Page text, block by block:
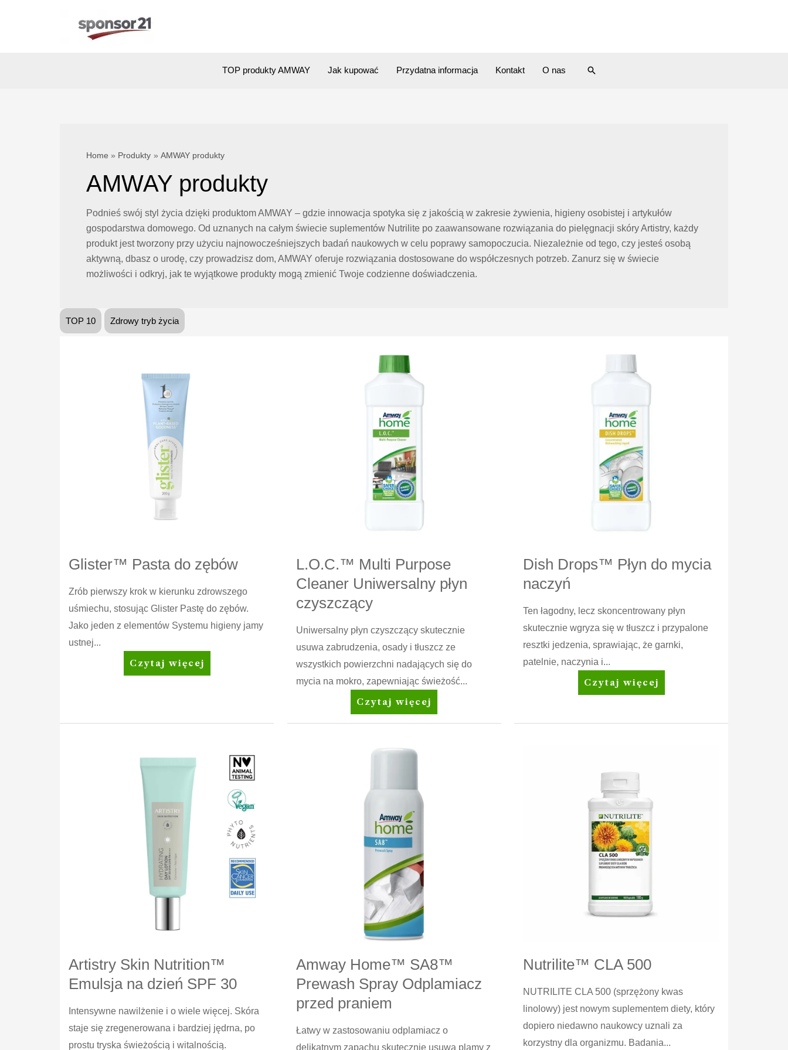
TOP produkty AMWAY Jak kupować Przydatna informacja Kontakt O nas Search
Home Produkty AMWAY produkty
AMWAY produkty
Podnieś swój styl życia dzięki produktom AMWAY – gdzie innowacja spotyka się z jakością w zakresie żywienia, higieny osobistej i artykułów
gospodarstwa domowego. Od uznanych na całym świecie suplementów Nutrilite po zaawansowane rozwiązania do pielęgnacji skóry Artistry, każdy
produkt jest tworzony przy użyciu najnowocześniejszych badań naukowych w celu poprawy samopoczucia. Niezależnie od tego, czy jesteś osobą
aktywną, dbasz o urodę, czy prowadzisz dom, AMWAY oferuje rozwiązania dostosowane do współczesnych potrzeb. Zanurz się w świecie
możliwości i odkryj, jak te wyjątkowe produkty mogą zmienić Twoje codzienne doświadczenia.
TOP 10 Zdrowy tryb życia
Glister™ Pasta do zębów
Zrób pierwszy krok w kierunku zdrowszego
uśmiechu, stosując Glister Pastę do zębów.
Jako jeden z elementów Systemu higieny jamy
ustnej...
Glister™
Pasta
Czytaj więcej
L.O.C.™ Multi Purpose
Cleaner Uniwersalny płyn
czyszczący
Uniwersalny płyn czyszczący skutecznie
usuwa zabrudzenia, osady i tłuszcz ze
wszystkich powierzchni nadających się do
mycia na mokro, zapewniając świeżość...
L.O.C.™
Multi
czyszczący
Czytaj więcej
Dish Drops™ Płyn do mycia
naczyń
Ten łagodny, lecz skoncentrowany płyn
skutecznie wgryza się w tłuszcz i przypalone
resztki jedzenia, sprawiając, że garnki,
patelnie, naczynia i...
Dish
Drops™
Czytaj więcej
Artistry Skin Nutrition™
Emulsja na dzień SPF 30
Intensywne nawilżenie i o wiele więcej. Skóra
staje się zregenerowana i bardziej jędrna, po
prostu tryska świeżością i witalnością.
Amway Home™ SA8™
Prewash Spray Odplamiacz
przed praniem
Łatwy w zastosowaniu odplamiacz o
delikatnym zapachu skutecznie usuwa plamy z
Nutrilite™ CLA 500
NUTRILITE CLA 500 (sprzężony kwas
linolowy) jest nowym suplementem diety, który
dopiero niedawno naukowcy uznali za
korzystny dla organizmu. Badania...